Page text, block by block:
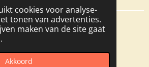
cookies voor analyse-
tonen van advertenties.
maken van de site gaat
Akkoord